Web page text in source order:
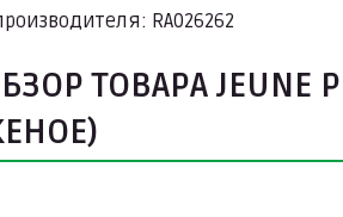
RA026262
ТОВАРА JEUNE